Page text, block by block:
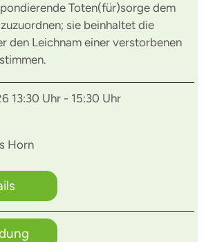
Toten(für)sorge dem
sie beinhaltet die
den Leichnam einer verstorbenen
13:30 Uhr - 15:30 Uhr
Horn